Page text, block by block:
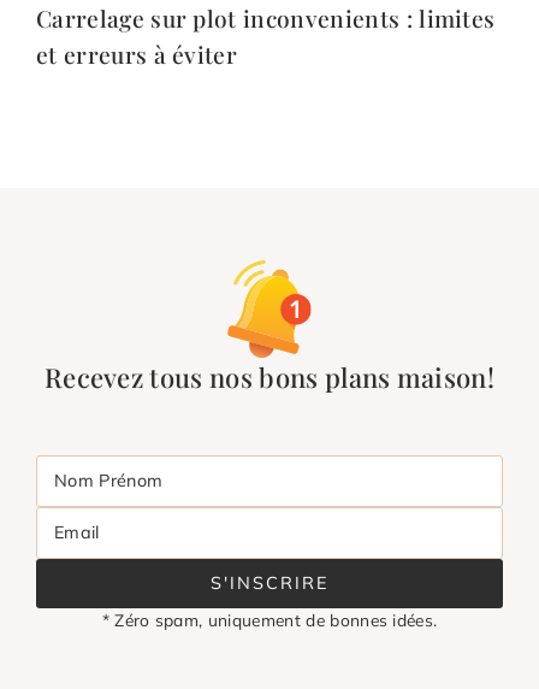
Carrelage sur plot inconvenients : limites
et erreurs à éviter
Recevez tous nos bons plans maison!
Nom Prénom
Email
S'INSCRIRE
* Zéro spam, uniquement de bonnes idées.